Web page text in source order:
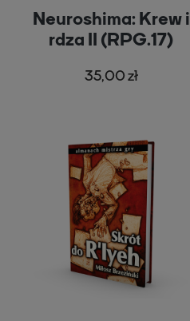
Neuroshima: Krew i
rdza II (RPG.17)
35,00 zł